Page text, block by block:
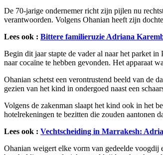
De 70-jarige ondernemer richt zijn pijlen nu
verantwoorden. Volgens Ohanian heeft zijn
Lees ook : Bittere familieruzie Adriana
Begin dit jaar stapte de vader al naar het parket
naar cocaïne te hebben gevonden. Het apparaat
Ohanian schetst een verontrustend beeld van de
gezien van het kind in ondergoed naast een
Volgens de zakenman slaapt het kind ook in het
hotelrekeningen te bezitten die zouden aantonen
Lees ook : Vechtscheiding in Marrakesh:
Ohanian weigert elke vorm van gedeelde